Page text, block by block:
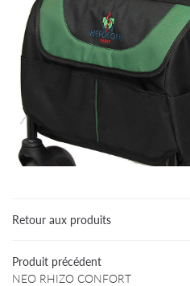
Accueil
Retour aux produits
Produit précédent
NEO RHIZO CONFORT